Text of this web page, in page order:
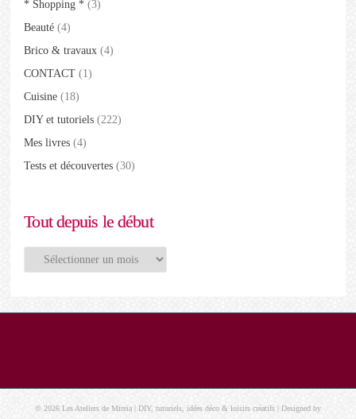
* Shopping * (3)
Beauté (4)
Brico & travaux (4)
CONTACT (1)
Cuisine (18)
DIY et tutoriels (222)
Mes livres (4)
Tests et découvertes (30)
Tout depuis le début
© 2026 Les Ateliers de Mireia | DIY, tutoriels, idées déco & loisirs créatifs | Designed by